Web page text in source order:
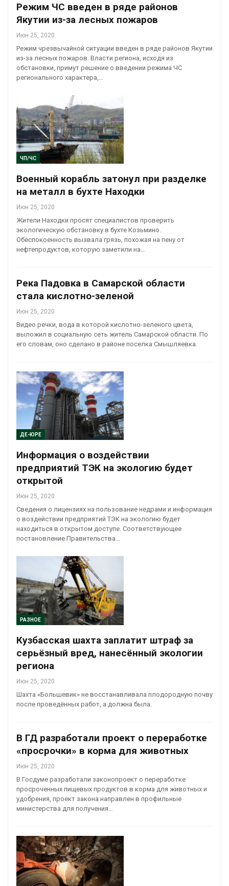
Режим ЧС введен в ряде районов
Якутии из-за лесных пожаров
Июн 25, 2020
Режим чрезвычайной ситуации введен в ряде районов Якутии
из-за лесных пожаров. Власти региона, исходя из
обстановки, примут решение о введении режима ЧС
регионального характера,…
ЧП/ЧС
Военный корабль затонул при разделке
на металл в бухте Находки
Июн 25, 2020
Жители Находки просят специалистов проверить
экологическую обстановку в бухте Козьмино.
Обеспокоенность вызвала грязь, похожая на пену от
нефтепродуктов, которую заметили на…
Река Падовка в Самарской области
стала кислотно-зеленой
Июн 25, 2020
Видео речки, вода в которой кислотно-зеленого цвета,
выложил в социальную сеть житель Самарской области. По
его словам, оно сделано в районе поселка Смышляевка.
ДЕ-ЮРЕ
Информация о воздействии
предприятий ТЭК на экологию будет
открытой
Июн 25, 2020
Сведения о лицензиях на пользование недрами и информация
о воздействии предприятий ТЭК на экологию будет
находиться в открытом доступе. Соответствующее
постановление Правительства…
РАЗНОЕ
Кузбасская шахта заплатит штраф за
серьёзный вред, нанесённый экологии
региона
Июн 25, 2020
Шахта «Большевик» не восстанавливала плодородную почву
после проведённых работ, а должна была.
В ГД разработали проект о переработке
«просрочки» в корма для животных
Июн 25, 2020
В Госдуме разработали законопроект о переработке
просроченных пищевых продуктов в корма для животных и
удобрения, проект закона направлен в профильные
министерства для получения…